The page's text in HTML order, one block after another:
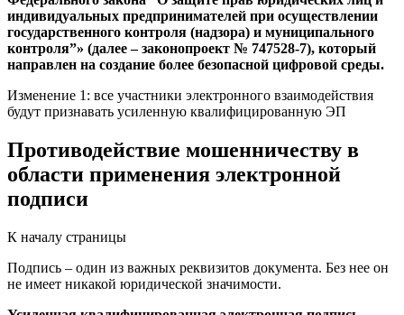
индивидуальных предпринимателей при осуществлении
государственного контроля (надзора) и муниципального
контроля”» (далее – законопроект № 747528-7), который
направлен на создание более безопасной цифровой среды.
Изменение 1: все участники электронного взаимодействия
будут признавать усиленную квалифицированную ЭП
Противодействие мошенничеству в
области применения электронной
подписи
К началу страницы
Подпись – один из важных реквизитов документа. Без нее он
не имеет никакой юридической значимости.